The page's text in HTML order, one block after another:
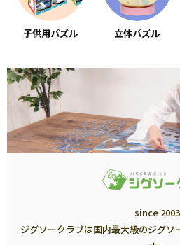
子供用パズル 立体パズル
since 2003
ジグソークラブは国内最大級のジグソ